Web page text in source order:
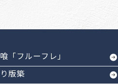
「フルーフレ」
版築